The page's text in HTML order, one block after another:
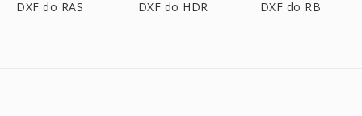
DXF do RAS DXF do HDR DXF do RB